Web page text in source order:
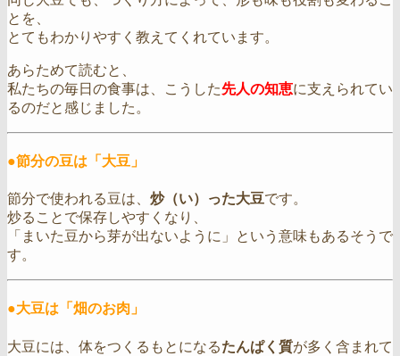
とを、
とてもわかりやすく教えてくれています。
あらためて読むと、
私たちの毎日の食事は、こうした先人の知恵に支えられてい
るのだと感じました。
●節分の豆は「大豆」
節分で使われる豆は、 炒（い）った大豆です。
炒ることで保存しやすくなり、
「まいた豆から芽が出ないように」という意味もあるそうで
す。
●大豆は「畑のお肉」
大豆には、体をつくるもとになるたんぱく質が多く含まれて